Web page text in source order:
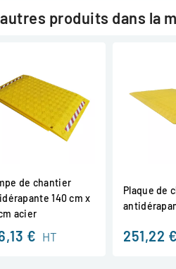
produits dans la
de chantier
140 cm x
acier
€ HT
Plaque de
251,22 €